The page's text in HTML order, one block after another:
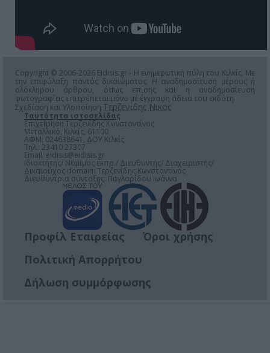
Copyright © 2006-2026 Eidisis.gr - Η ενημερωτική πύλη του Κιλκίς. Με
την επιφύλαξη παντός δικαιώματος. Η αναδημοσίευση μέρους ή
ολόκληρου άρθρου, όπως επίσης και η αναδημοσίευση
φωτογραφίας επιτρέπεται μόνο μέ έγγραφη άδεια του εκδότη.
Σχεδίαση και Υλοποίηση Τερζενίδης Νικος
Ταυτότητα ιστοσελίδας
Επιχείρηση Τερζενίδης Κωνσταντίνος
Μεταλλικό, Κιλκίς, 61100
ΑΦΜ: 024638641, ΔΟΥ Κιλκίς
Τηλ.: 23410 27307
Email: eidisis@eidisis.gr
Ιδιοκτήτης/ Νόμιμος εκπρ./ Διευθυντής/ Διαχειριστής/
Δικαιούχος domain: Τερζενίδης Κωνσταντίνος
Διευθύντρια σύνταξης: Παγλαρίδου Ιωάννα
Προφίλ Εταιρείας
Όροι χρήσης
Πολιτική Απορρήτου
Δήλωση συμμόρφωσης